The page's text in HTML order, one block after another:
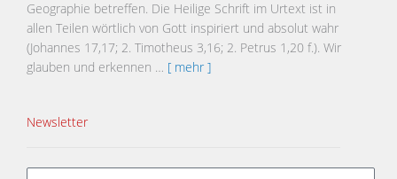
Geographie betreffen. Die Heilige Schrift im Urtext ist in
allen Teilen wörtlich von Gott inspiriert und absolut wahr
(Johannes 17,17; 2. Timotheus 3,16; 2. Petrus 1,20 f.). Wir
glauben und erkennen … [ mehr ]
Newsletter